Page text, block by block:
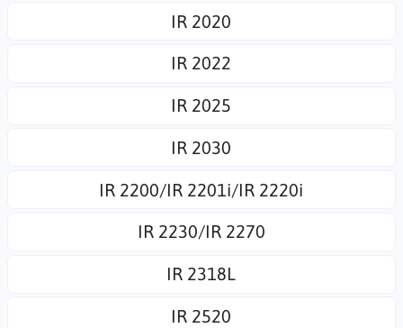
IR 2020
IR 2022
IR 2025
IR 2030
IR 2200/IR 2201i/IR 2220i
IR 2230/IR 2270
IR 2318L
IR 2520